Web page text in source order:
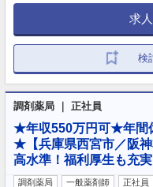
求
検
調剤薬局 ｜ 正社員
★年収550万円可★年間
★【兵庫県西宮市／阪
高水準！福利厚生も充実
調剤薬局 一般薬剤師 正社員